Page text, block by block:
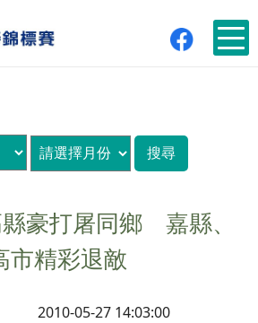
縣豪打屠同鄉 嘉縣、
市精彩退敵
2010-05-27 14:03:00